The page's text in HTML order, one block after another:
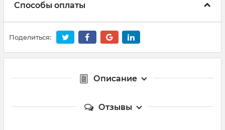
Способы оплаты
Поделиться:
Описание
Отзывы